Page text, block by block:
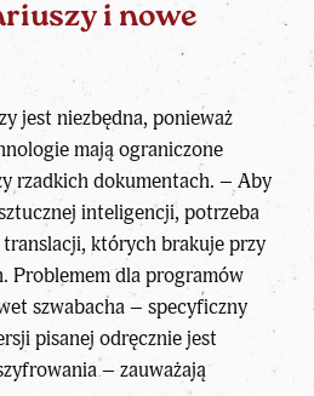
i nowe
jest niezbędna, ponieważ
mają ograniczone
rzadkich dokumentach. – Aby
inteligencji, potrzeba
których brakuje przy
Problemem dla programów
szwabacha – specyficzny
pisanej odręcznie jest
– zauważają